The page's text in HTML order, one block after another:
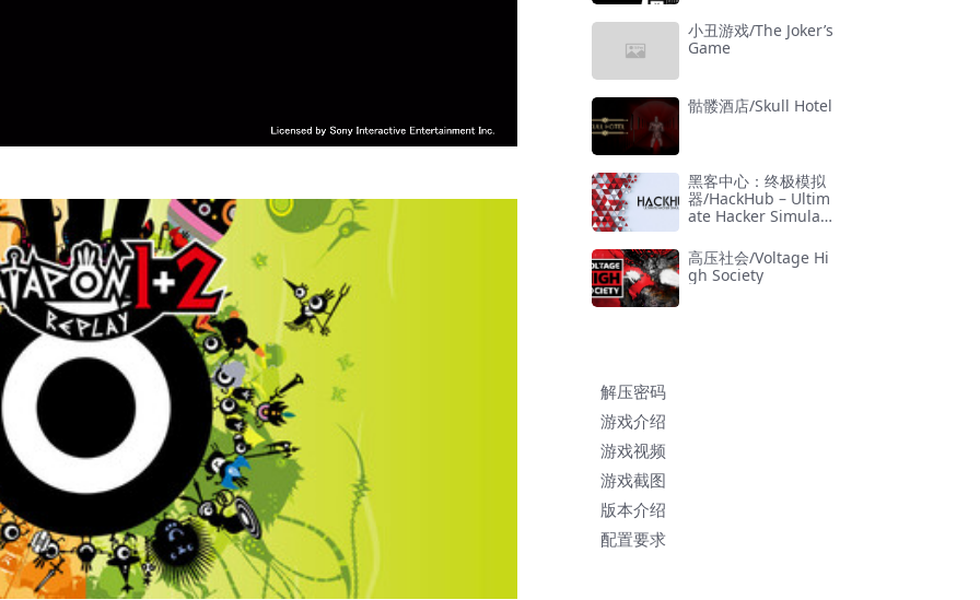
小丑游戏/The Joker’s
Game
骷髅酒店/Skull Hotel
黑客中心：终极模拟
器/HackHub – Ultim
ate Hacker Simulat
高压社会/Voltage Hi
gh Society
解压密码
游戏介绍
游戏视频
游戏截图
版本介绍
配置要求